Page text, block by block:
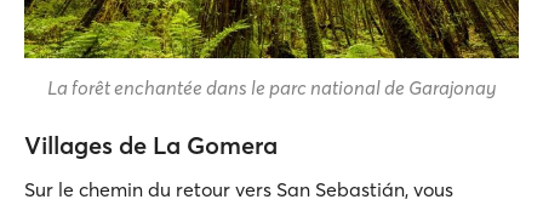
La forêt enchantée dans le parc national de Garajonay
Villages de La Gomera
Sur le chemin du retour vers San Sebastián, vous